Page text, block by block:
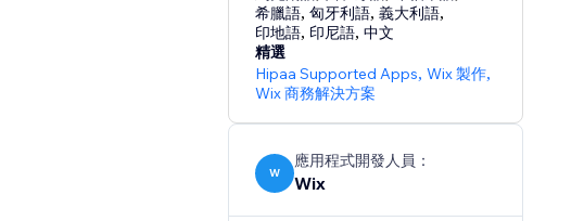
希臘語,匈牙利語,義大利語,
印地語, 印尼語,中文
精選
Hipaa Supported Apps,Wix 製作,
Wix 商務解決方案
W
應用程式開發人員：
Wix